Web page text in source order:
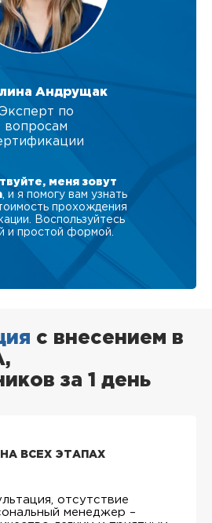
Андрущак
Эксперт по
вопросам
меня зовут
, и я помогу вам узнать
прохождения
Воспользуйтесь
и простой формой.
с внесением в
за 1 день
ВСЕХ ЭТАПАХ
отсутствие
менеджер –